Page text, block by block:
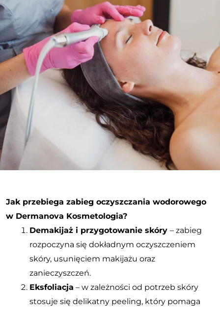
Jak przebiega zabieg oczyszczania wodorowego
w Dermanova Kosmetologia?
Demakijaż i przygotowanie skóry – zabieg
rozpoczyna się dokładnym oczyszczeniem
skóry, usunięciem makijażu oraz
zanieczyszczeń.
Eksfoliacja – w zależności od potrzeb skóry
stosuje się delikatny peeling, który pomaga